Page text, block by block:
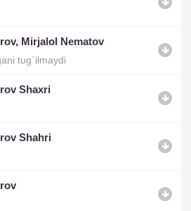
Mirjalol Nematov
tug`ilmaydi
Shaxri
Shahri